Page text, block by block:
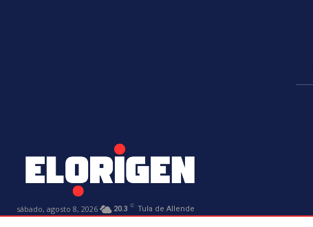
sábado, agosto 8, 2026 20.3 C Tula de Allende